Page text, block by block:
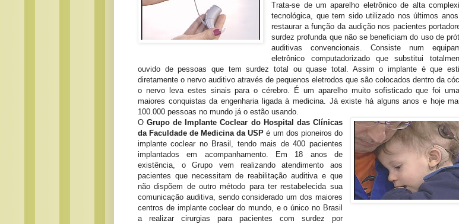
Trata-se de um aparelho eletrônico de alta
tecnológica, que tem sido utilizado nos últimos
restaurar a função da audição nos pacientes
surdez profunda que não se beneficiam do uso de
auditivas convencionais. Consiste num
eletrônico computadorizado que substitui
ouvido de pessoas que tem surdez total ou quase total. Assim o implante é que
diretamente o nervo auditivo através de pequenos eletrodos que são colocados dentro da
o nervo leva estes sinais para o cérebro. É um aparelho muito sofisticado que foi
maiores conquistas da engenharia ligada à medicina. Já existe há alguns anos e hoje
100.000 pessoas no mundo já o estão usando.
OGrupo de Implante Coclear do Hospital das Clínicas
da Faculdade de Medicina da USP é um dos pioneiros do
implante coclear no Brasil, tendo mais de 400 pacientes
implantados em acompanhamento. Em 18 anos de
existência, o Grupo vem realizando atendimento aos
pacientes que necessitam de reabilitação auditiva e que
não dispõem de outro método para ter restabelecida sua
comunicação auditiva, sendo considerado um dos maiores
centros de implante coclear do mundo, e o único no Brasil
a realizar cirurgias para pacientes com surdez por